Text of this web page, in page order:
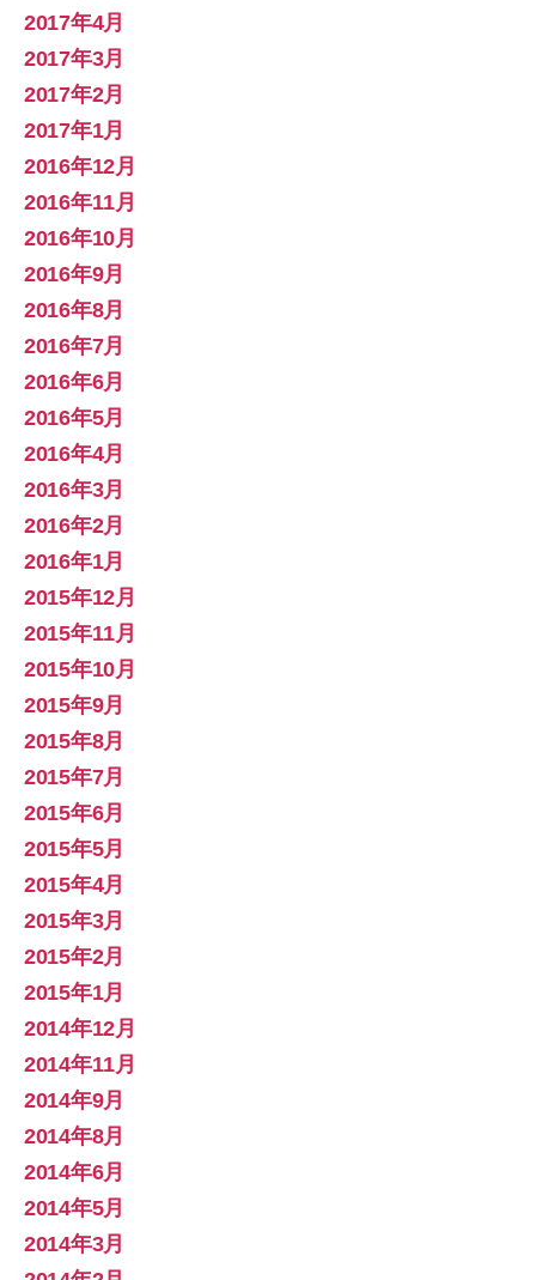
2017年4月
2017年3月
2017年2月
2017年1月
2016年12月
2016年11月
2016年10月
2016年9月
2016年8月
2016年7月
2016年6月
2016年5月
2016年4月
2016年3月
2016年2月
2016年1月
2015年12月
2015年11月
2015年10月
2015年9月
2015年8月
2015年7月
2015年6月
2015年5月
2015年4月
2015年3月
2015年2月
2015年1月
2014年12月
2014年11月
2014年9月
2014年8月
2014年6月
2014年5月
2014年3月